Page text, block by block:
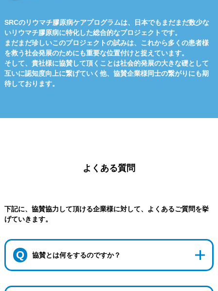
SRCのリウマチ膠原病ケアプログラムは、日本でもまだまだ数少な
いリウマチ膠原病に特化した総合的なプロジェクトです。
まだまだ珍しいこのプロジェクトの試みは、これから多くの患者様
を救う社会発展のためにも重要な位置付けと捉えています。
そして、貴社様に協賛して頂くことは社会的発展の大きな礎として
互いに認知度向上に繋げていく他、協賛企業様同士の繋がりにも期
待しております。
よくある質問
下記に、協賛協力して頂ける企業様に対して、よくあるご質問を挙
げていきます。
Q 協賛とは何をするのですか？